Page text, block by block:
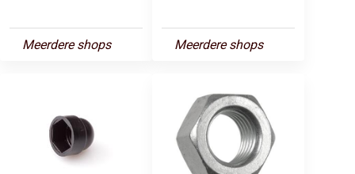
Meerdere shops Meerdere shops